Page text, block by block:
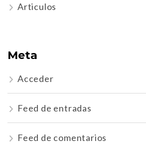
Articulos
Meta
Acceder
Feed de entradas
Feed de comentarios